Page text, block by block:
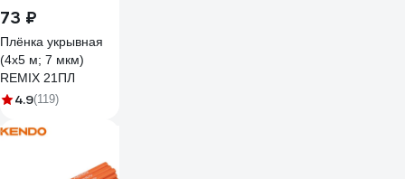
73 ₽
Плёнка укрывная
(4х5 м; 7 мкм)
REMIX 21ПЛ
4.9(119)